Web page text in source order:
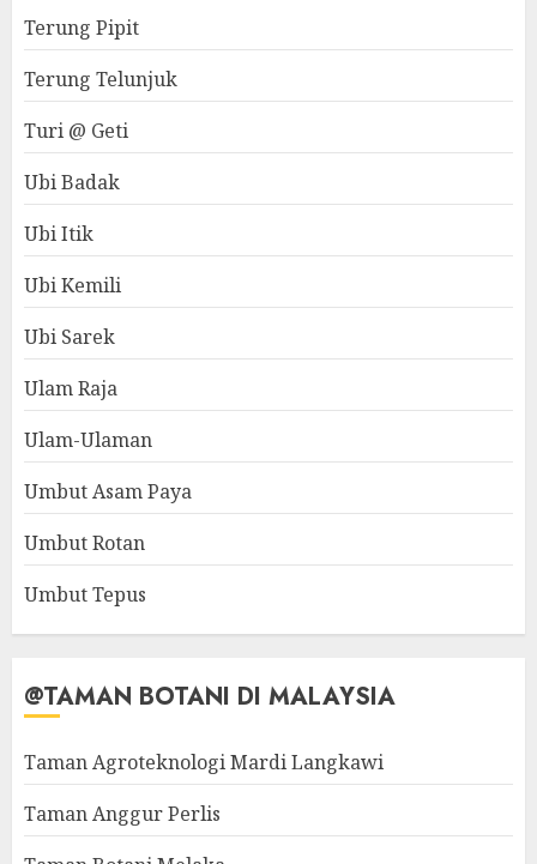
Terung Pipit
Terung Telunjuk
Turi @ Geti
Ubi Badak
Ubi Itik
Ubi Kemili
Ubi Sarek
Ulam Raja
Ulam-Ulaman
Umbut Asam Paya
Umbut Rotan
Umbut Tepus
@TAMAN BOTANI DI MALAYSIA
Taman Agroteknologi Mardi Langkawi
Taman Anggur Perlis